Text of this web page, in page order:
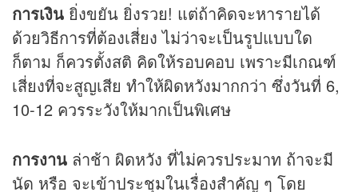
การเงิน ยิ่งขยัน ยิ่งรวย! แต่ถ้าคิดจะหารายได้
ด้วยวิธีการที่ต้องเสี่ยง ไม่ว่าจะเป็นรูปแบบใด
ก็ตาม ก็ควรตั้งสติ คิดให้รอบคอบ เพราะมีเกณฑ์
เสี่ยงที่จะสูญเสีย ทำให้ผิดหวังมากกว่า ซึ่งวันที่ 6,
10-12 ควรระวังให้มากเป็นพิเศษ
การงาน ล่าช้า ผิดหวัง ที่ไม่ควรประมาท ถ้าจะมี
นัด หรือ จะเข้าประชุมในเรื่องสำคัญ ๆ โดย